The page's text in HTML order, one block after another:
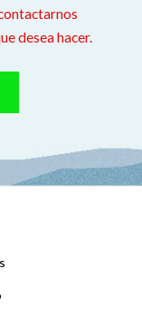
desea hacer.